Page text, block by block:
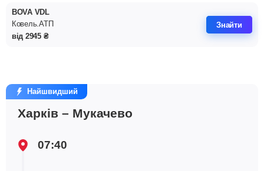
BOVA VDL
Ковель.АТП
від 2945 ₴
Знайти
Найшвидший
Харків – Мукачево
07:40